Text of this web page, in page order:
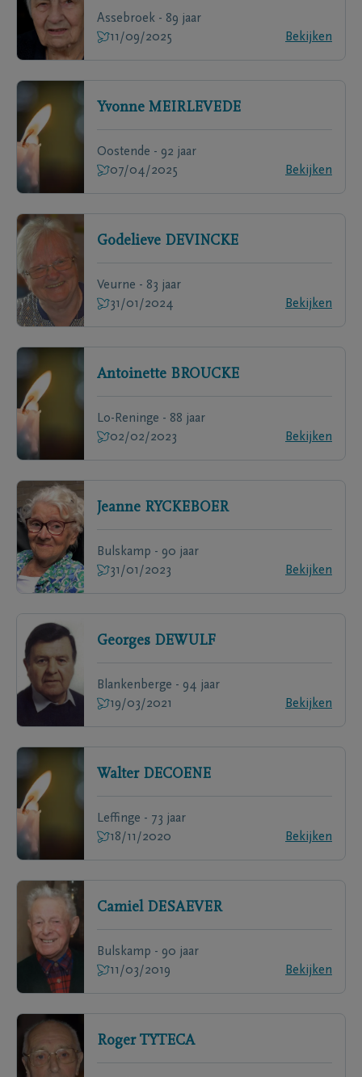
Assebroek - 89 jaar
11/09/2025
Bekijken
Yvonne MEIRLEVEDE
Oostende - 92 jaar
07/04/2025
Bekijken
Godelieve DEVINCKE
Veurne - 83 jaar
31/01/2024
Bekijken
Antoinette BROUCKE
Lo-Reninge - 88 jaar
02/02/2023
Bekijken
Jeanne RYCKEBOER
Bulskamp - 90 jaar
31/01/2023
Bekijken
Georges DEWULF
Blankenberge - 94 jaar
19/03/2021
Bekijken
Walter DECOENE
Leffinge - 73 jaar
18/11/2020
Bekijken
Camiel DESAEVER
Bulskamp - 90 jaar
11/03/2019
Bekijken
Roger TYTECA